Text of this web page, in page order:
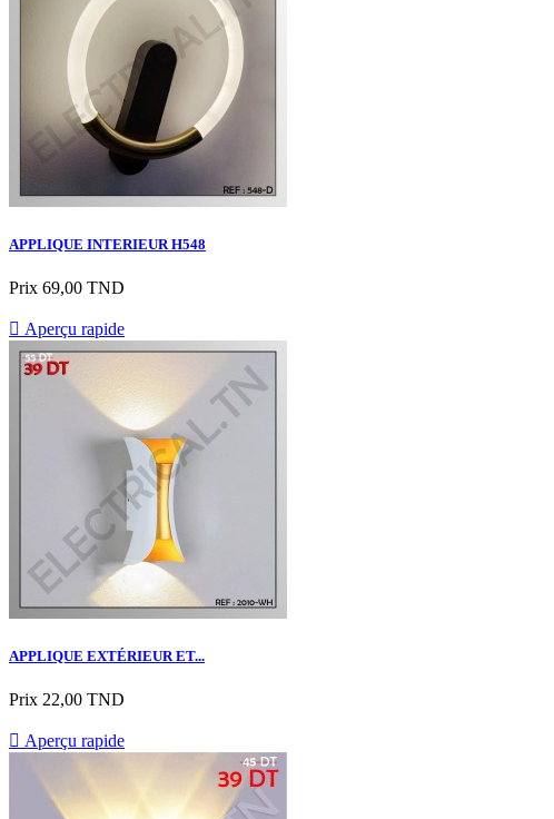
APPLIQUE INTERIEUR H548
Prix 69,00 TND
 Aperçu rapide
APPLIQUE EXTÉRIEUR ET...
Prix 22,00 TND
 Aperçu rapide